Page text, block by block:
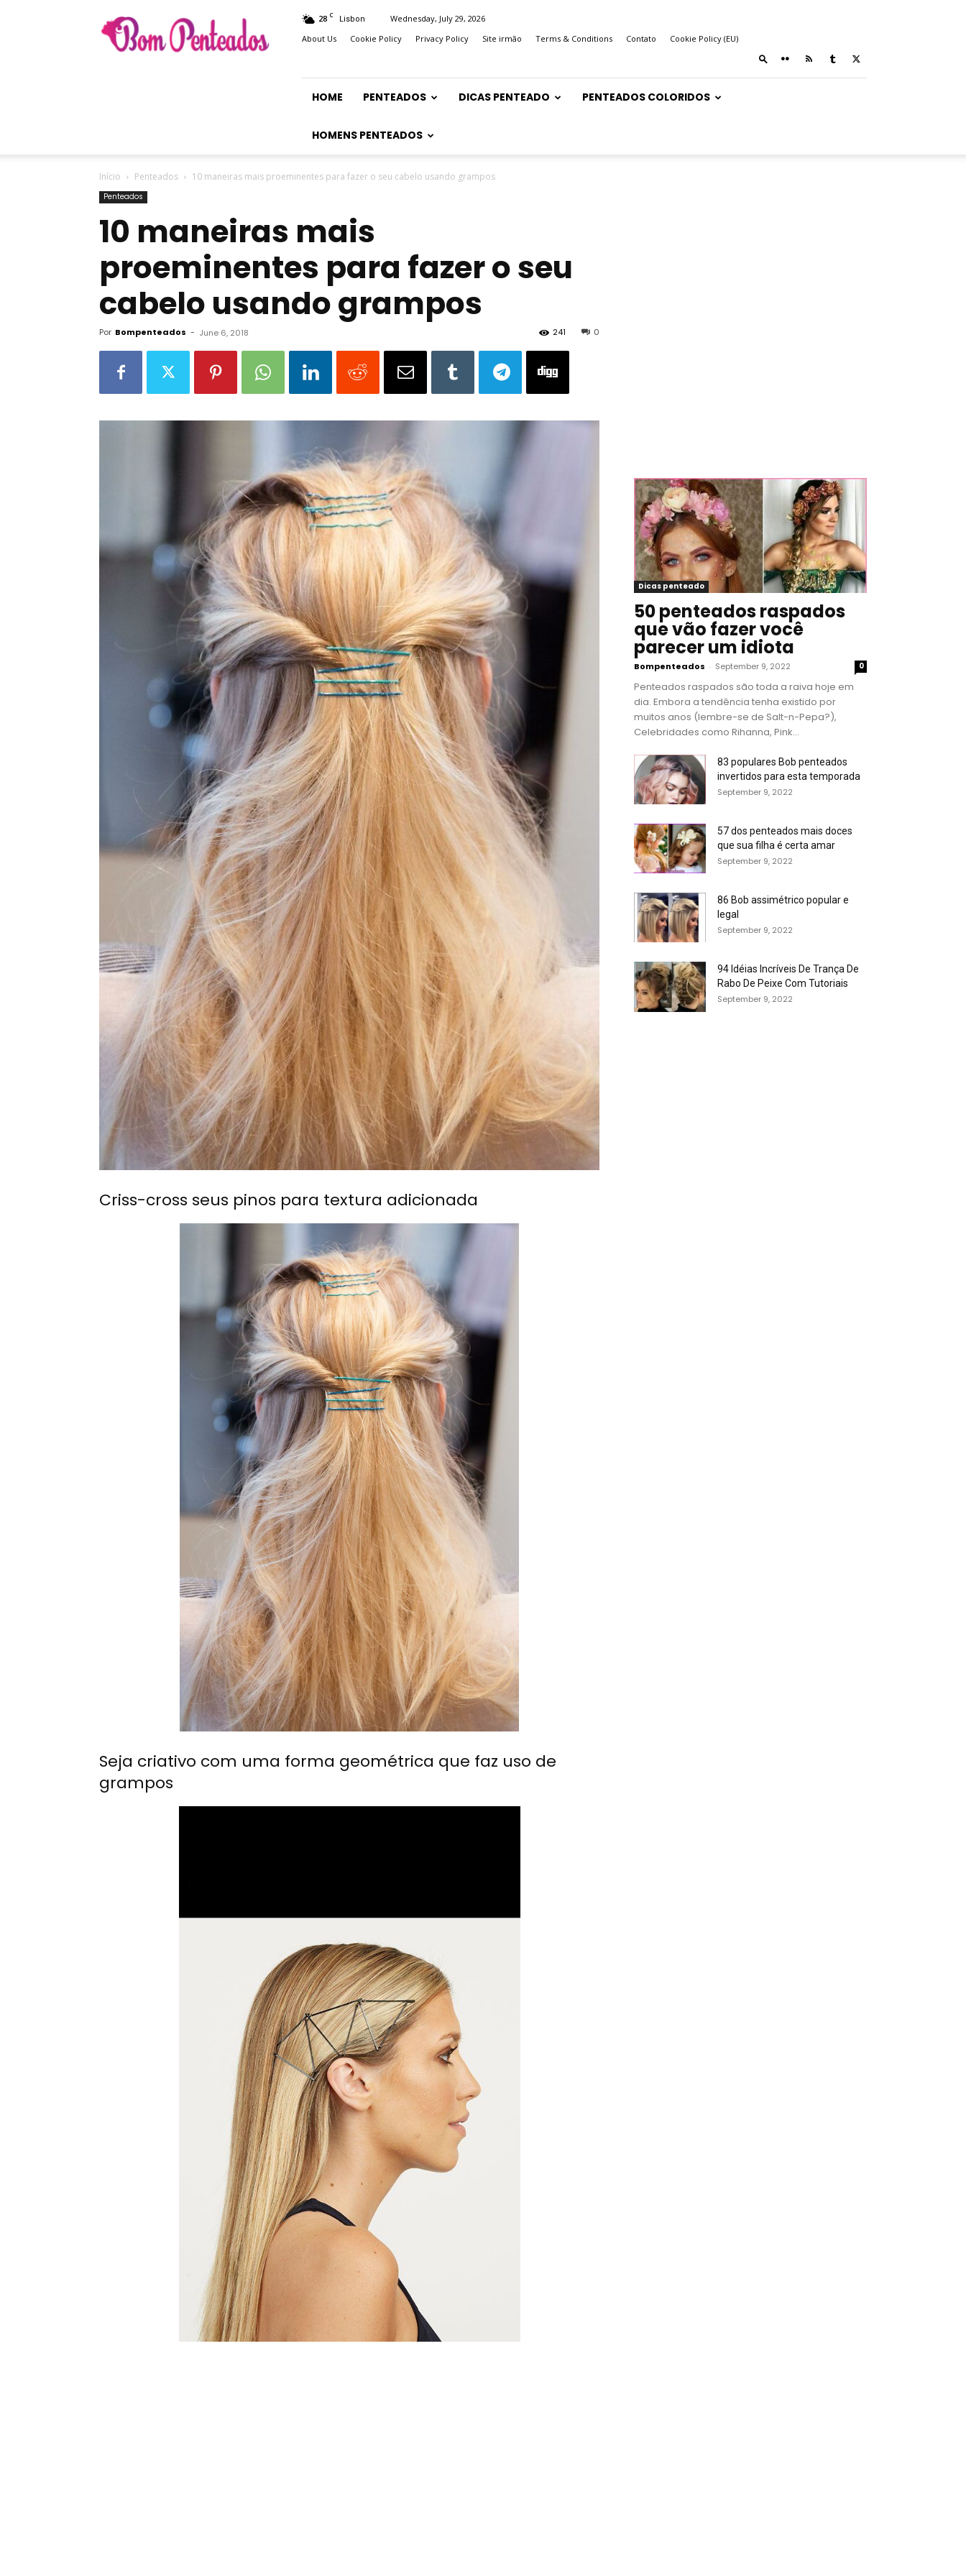
Penteados
28 C Lisbon
Wednesday, July 29, 2026
About Us
Cookie Policy Privacy Policy Site irmão Terms & Conditions Contato Cookie Policy (EU)
HOME PENTEADOS DICAS PENTEADO PENTEADOS COLORIDOS
HOMENS PENTEADOS
Início Penteados 10 maneiras mais proeminentes para fazer o seu cabelo usando grampos
Penteados
10 maneiras mais
proeminentes para fazer o seu
cabelo usando grampos
Por Bompenteados - June 6, 2018 0
241
Criss-cross seus pinos para textura adicionada
Seja criativo com uma forma geométrica que faz uso de
grampos
Dicas penteado
50 penteados raspados
que vão fazer você
parecer um idiota
Bompenteados - September 9, 2022 0
Penteados raspados são toda a raiva hoje em
dia. Embora a tendência tenha existido por
muitos anos (lembre-se de Salt-n-Pepa?),
Celebridades como Rihanna, Pink...
83 populares Bob penteados
invertidos para esta temporada
September 9, 2022
57 dos penteados mais doces
que sua filha é certa amar
September 9, 2022
86 Bob assimétrico popular e
legal
September 9, 2022
94 Idéias Incríveis De Trança De
Rabo De Peixe Com Tutoriais
September 9, 2022